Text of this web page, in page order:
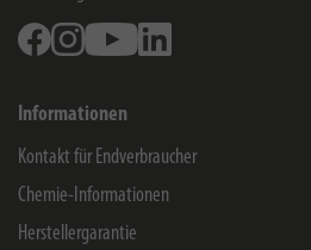
FacebookInstagramYoutube
Informationen
Kontakt für Endverbraucher
Chemie-Informationen
Herstellergarantie